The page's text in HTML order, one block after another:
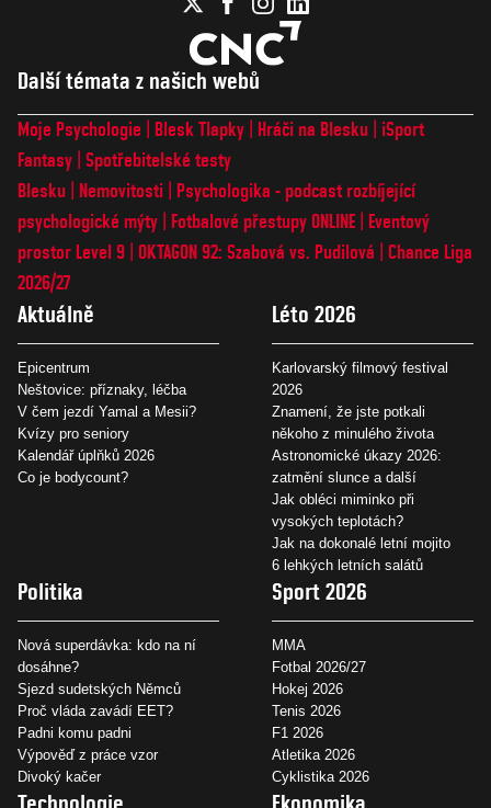
Další témata z našich webů
Moje Psychologie Blesk Tlapky Hráči na Blesku
iSport
Fantasy Spotřebitelské testy
Blesku
Nemovitosti
Psychologika - podcast rozbíjející
psychologické mýty
Fotbalové přestupy ONLINE
Eventový
prostor Level 9 OKTAGON 92: Szabová vs. Pudilová
Chance Liga
2026/27
Aktuálně
Epicentrum
Neštovice: příznaky, léčba
V čem jezdí Yamal a Mesii?
Kvízy pro seniory
Kalendář úplňků 2026
Co je bodycount?
Léto 2026
Karlovarský filmový festival
2026
Znamení, že jste potkali
někoho z minulého života
Astronomické úkazy 2026:
zatmění slunce a další
Jak obléci miminko při
vysokých teplotách?
Jak na dokonalé letní mojito
6 lehkých letních salátů
Politika
Nová superdávka: kdo na ní
dosáhne?
Sjezd sudetských Němců
Proč vláda zavádí EET?
Padni komu padni
Výpověď z práce vzor
Divoký kačer
Sport 2026
MMA
Fotbal 2026/27
Hokej 2026
Tenis 2026
F1 2026
Atletika 2026
Cyklistika 2026